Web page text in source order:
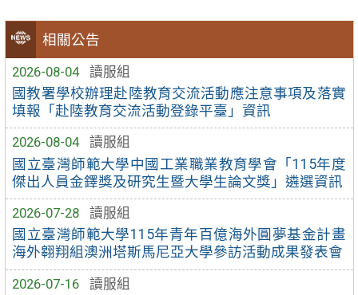
相關公告
2026-08-04
讀服組
國教署學校辦理赴陸教育交流活動應注意事項及落實
填報「赴陸教育交流活動登錄平臺」資訊
2026-08-04
讀服組
國立臺灣師範大學中國工業職業教育學會「115年度
傑出人員金鐸獎及研究生暨大學生論文獎」遴選資訊
2026-07-28
讀服組
國立臺灣師範大學115年青年百億海外圓夢基金計畫
海外翱翔組澳洲塔斯馬尼亞大學參訪活動成果發表會
2026-07-16
讀服組